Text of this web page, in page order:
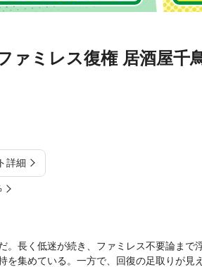
ミレス復権 居酒屋千
詳細
。長く低迷が続き、ファミレス不要論まで
を集めている。一方で、回復の足取りが見